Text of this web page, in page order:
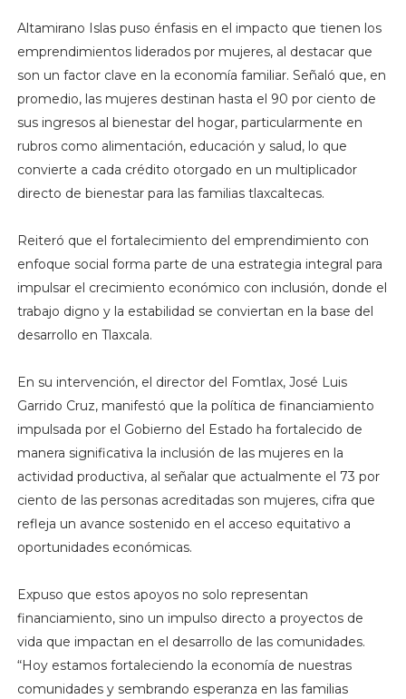
Altamirano Islas puso énfasis en el impacto que tienen los
emprendimientos liderados por mujeres, al destacar que
son un factor clave en la economía familiar. Señaló que, en
promedio, las mujeres destinan hasta el 90 por ciento de
sus ingresos al bienestar del hogar, particularmente en
rubros como alimentación, educación y salud, lo que
convierte a cada crédito otorgado en un multiplicador
directo de bienestar para las familias tlaxcaltecas.
Reiteró que el fortalecimiento del emprendimiento con
enfoque social forma parte de una estrategia integral para
impulsar el crecimiento económico con inclusión, donde el
trabajo digno y la estabilidad se conviertan en la base del
desarrollo en Tlaxcala.
En su intervención, el director del Fomtlax, José Luis
Garrido Cruz, manifestó que la política de financiamiento
impulsada por el Gobierno del Estado ha fortalecido de
manera significativa la inclusión de las mujeres en la
actividad productiva, al señalar que actualmente el 73 por
ciento de las personas acreditadas son mujeres, cifra que
refleja un avance sostenido en el acceso equitativo a
oportunidades económicas.
Expuso que estos apoyos no solo representan
financiamiento, sino un impulso directo a proyectos de
vida que impactan en el desarrollo de las comunidades.
“Hoy estamos fortaleciendo la economía de nuestras
comunidades y sembrando esperanza en las familias